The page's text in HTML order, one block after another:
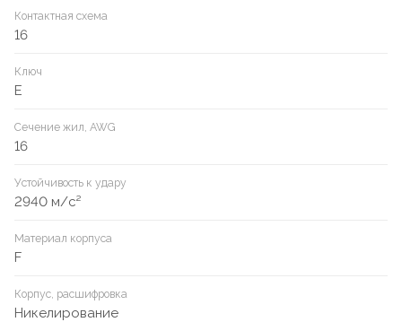
Контактная схема
16
Ключ
E
Сечение жил, AWG
16
Устойчивость к удару
2940 м/с²
Материал корпуса
F
Корпус, расшифровка
Никелирование